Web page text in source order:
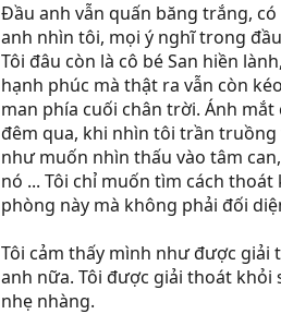
Đầu anh vẫn quấn băng trắng,
anh nhìn tôi, mọi ý nghĩ trong
Tôi đâu còn là cô bé San hiền
hạnh phúc mà thật ra vẫn còn
man phía cuối chân trời. Ánh
đêm qua, khi nhìn tôi trần truồng
như muốn nhìn thấu vào tâm
nó ... Tôi chỉ muốn tìm cách
phòng này mà không phải đối
Tôi cảm thấy mình như được
anh nữa. Tôi được giải thoát khỏi
nhẹ nhàng.